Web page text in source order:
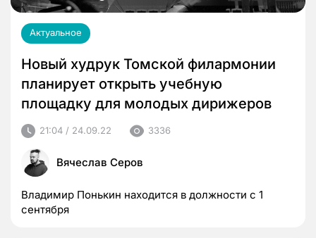
Актуальное
Новый худрук Томской филармонии
планирует открыть учебную
площадку для молодых дирижеров
21:04 / 24.09.22 3336
Вячеслав Серов
Владимир Понькин находится в должности с 1
сентября